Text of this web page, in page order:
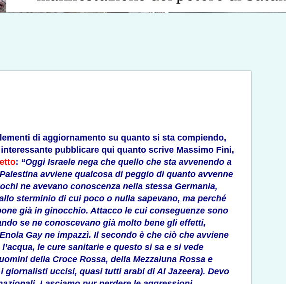
di aggiornamento su quanto si sta compiendo,
pubblicare qui quanto scrive Massimo Fini,
: “Oggi Israele nega che quello che sta avvenendo a
avviene qualcosa di peggio di quanto avvenne
ne avevano conoscenza nella stessa Germania,
sterminio di cui poco o nulla sapevano, ma perché
già in ginocchio. Attacco le cui conseguenze sono
se ne conoscevano già molto bene gli effetti,
Gay ne impazzì. Il secondo è che ciò che avviene
le cure sanitarie e questo si sa e si vede
della Croce Rossa, della Mezzaluna Rossa e
uccisi, quasi tutti arabi di Al Jazeera). Devo